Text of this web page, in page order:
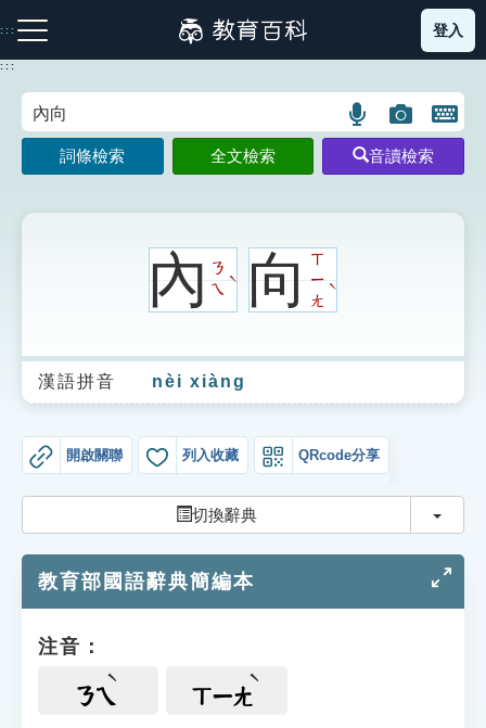
到
主
:::
注音索引圖示 筆畫索引圖示 部首索引表圖示
生字詞彙表
成語故事
索引選單
單字索引
遊戲專區
登入
:::
語
言
搜
圖
片
搜
開
鍵
圖
詞條檢索 全文檢索 音讀檢索
內 ㄋ
ㄟ
ˋ 向ㄒ
ㄧ
ㄤ
ˋ
漢語拼音 nèi xiàng
開啟關聯 列入收藏 QRcode分享
切換辭典 切換
教育部國語辭典簡編本
注音：
ㄋㄟ ㄒㄧㄤ